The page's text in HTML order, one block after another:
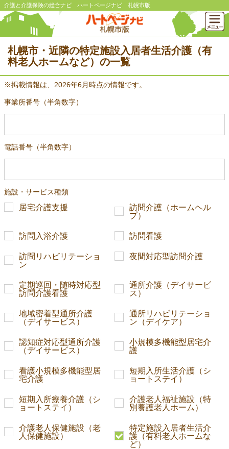
介護と介護保険の総合ナビ ハートページナビ 札幌市版
札幌市・近隣の特定施設入居者生活介護（有
料老人ホームなど）の一覧
※掲載情報は、2026年6月時点の情報です。
事業所番号（半角数字）
電話番号（半角数字）
施設・サービス種類
居宅介護支援
訪問介護（ホームヘル
プ）
訪問入浴介護 訪問看護
訪問リハビリテーショ
ン
夜間対応型訪問介護
定期巡回・随時対応型
訪問介護看護
通所介護（デイサービ
ス）
地域密着型通所介護
（デイサービス）
通所リハビリテーショ
ン（デイケア）
認知症対応型通所介護
（デイサービス）
小規模多機能型居宅介
護
看護小規模多機能型居
宅介護
短期入所生活介護（シ
ョートステイ）
短期入所療養介護（シ
ョートステイ）
介護老人福祉施設（特
別養護老人ホーム）
介護老人保健施設（老
人保健施設）
特定施設入居者生活介
護（有料老人ホームな
ど）